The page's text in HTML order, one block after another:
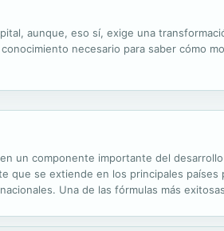
aunque, eso sí, exige una
necesario para saber cómo
un componente importante del
que se extiende en los principales
Una de las fórmulas más